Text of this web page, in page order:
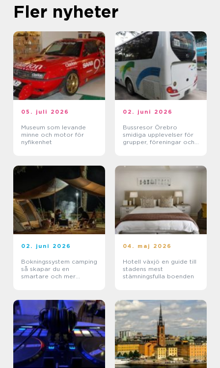
Fler nyheter
05. juli 2026
Museum som levande
minne och motor för
nyfikenhet
02. juni 2026
Bussresor Örebro
smidiga upplevelser för
grupper, föreningar och
02. juni 2026
Bokningssystem camping
så skapar du en
smartare och mer
04. maj 2026
Hotell växjö en guide till
stadens mest
stämningsfulla boenden